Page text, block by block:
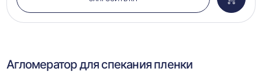
в
Агломератор для спекания пленки